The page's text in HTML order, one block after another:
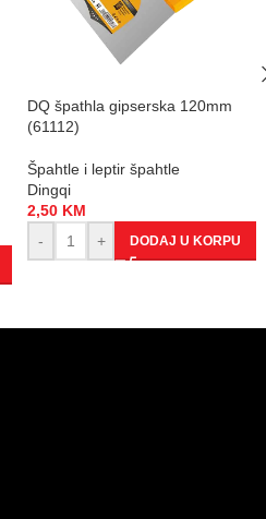
DQ špathla gipserska 120mm
(61112)
Špahtle i leptir špahtle
Dingqi
2,50 KM
-
+ DODAJ U KORPU